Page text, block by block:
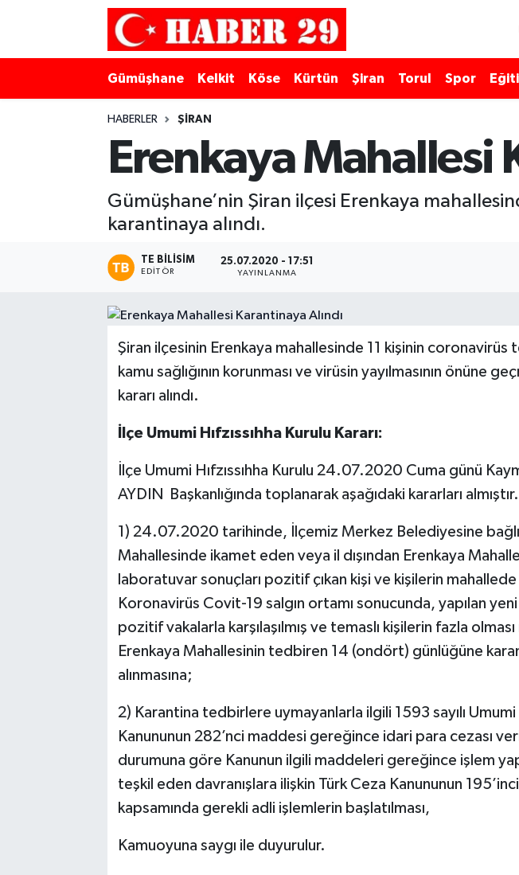
Gümüşhane Kelkit Köse Kürtün Şiran Torul Spor
HABERLER ŞIRAN
Erenkaya Mahallesi
Gümüşhane’nin Şiran ilçesi Erenkaya
karantinaya alındı.
TE BILISIM
EDITÖR
25.07.2020 - 17:51
YAYINLANMA
Şiran ilçesinin Erenkaya mahallesinde 11 kişinin coronavirüs
kamu sağlığının korunması ve virüsin yayılmasının önüne
kararı alındı.
İlçe Umumi Hıfzıssıhha Kurulu Kararı:
İlçe Umumi Hıfzıssıhha Kurulu 24.07.2020 Cuma günü
AYDIN Başkanlığında toplanarak aşağıdaki kararları almıştır.
1) 24.07.2020 tarihinde, İlçemiz Merkez Belediyesine
Mahallesinde ikamet eden veya il dışından Erenkaya
laboratuvar sonuçları pozitif çıkan kişi ve kişilerin
Koronavirüs Covit-19 salgın ortamı sonucunda, yapılan
pozitif vakalarla karşılaşılmış ve temaslı kişilerin fazla
Erenkaya Mahallesinin tedbiren 14 (ondört) günlüğüne
alınmasına;
2) Karantina tedbirlere uymayanlarla ilgili 1593 sayılı Umumi
Kanununun 282’nci maddesi gereğince idari para cezası
durumuna göre Kanunun ilgili maddeleri gereğince işlem
teşkil eden davranışlara ilişkin Türk Ceza Kanununun
kapsamında gerekli adli işlemlerin başlatılması,
Kamuoyuna saygı ile duyurulur.
Merkez Hava Durumu
Merkez Trafik Yoğunluk Haritası
Süper Lig Puan Durumu ve Fikstür
Son Dakika Haberleri
Haber Arşivi